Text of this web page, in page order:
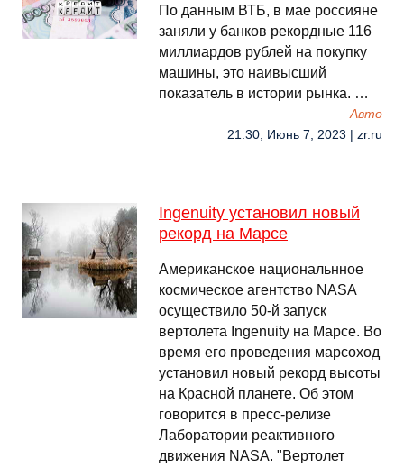
По данным ВТБ, в мае россияне
заняли у банков рекордные 116
миллиардов рублей на покупку
машины, это наивысший
показатель в истории рынка. …
Авто
21:30, Июнь 7, 2023 | zr.ru
Ingenuity установил новый
рекорд на Марсе
Американское национальнное
космическое агентство NASA
осуществило 50-й запуск
вертолета Ingenuity на Марсе. Во
время его проведения марсоход
установил новый рекорд высоты
на Красной планете. Об этом
говорится в пресс-релизе
Лаборатории реактивного
движения NASA. "Вертолет